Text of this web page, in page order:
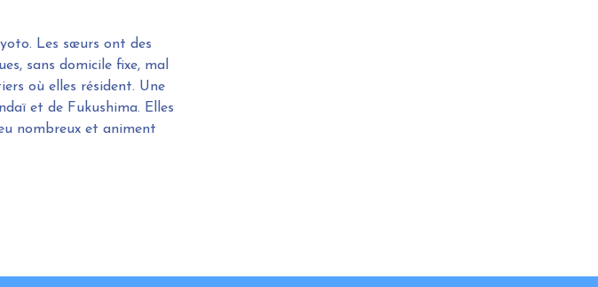
Les sœurs ont des
sans domicile fixe, mal
où elles résident. Une
et de Fukushima. Elles
nombreux et animent